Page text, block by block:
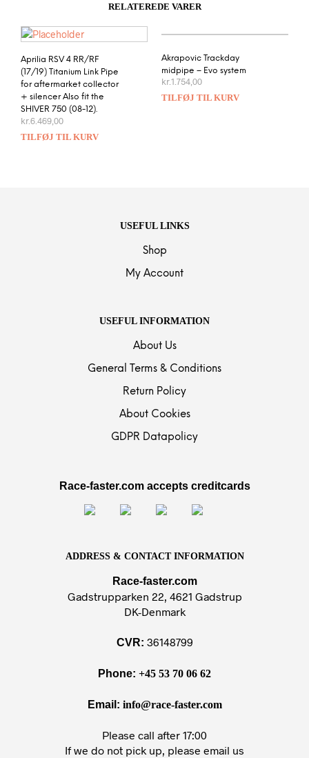
RELATEREDE VARER
Aprilia RSV 4 RR/RF
(17/19) Titanium Link Pipe
for aftermarket collector
+ silencer Also fit the
SHIVER 750 (08-12).
kr.6.469,00
TILFØJ TIL KURV
Akrapovic Trackday
midpipe – Evo system
kr.1.754,00
TILFØJ TIL KURV
USEFUL LINKS
Shop
My Account
USEFUL INFORMATION
About Us
General Terms & Conditions
Return Policy
About Cookies
GDPR Datapolicy
Race-faster.com accepts creditcards
ADDRESS & CONTACT INFORMATION
Race-faster.com
Gadstrupparken 22, 4621 Gadstrup
DK-Denmark
CVR: 36148799
Phone: +45 53 70 06 62
Email: info@race-faster.com
Please call after 17:00
If we do not pick up, please email us